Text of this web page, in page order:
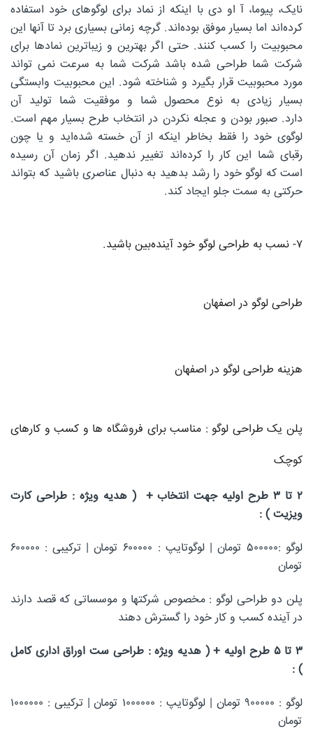
نایک، پیوما، آ او دی با اینکه از نماد برای لوگوهای خود استفاده
کرده‌اند اما بسیار موفق بوده‌اند. گرچه زمانی بسیاری برد تا آنها این
محبوبیت را کسب کنند. حتی اگر بهترین و زیباترین نمادها برای
شرکت شما طراحی شده باشد شرکت شما به سرعت نمی تواند
مورد محبوبیت قرار بگیرد و شناخته شود. این محبوبیت وابستگی
بسیار زیادی به نوع محصول شما و موفقیت شما تولید آن
دارد. صبور بودن و عجله نکردن در انتخاب طرح بسیار مهم است.
لوگوی خود را فقط بخاطر اینکه از آن خسته شده‌اید و یا چون
رقبای شما این کار را کرده‌اند تغییر ندهید. اگر زمان آن رسیده
است که لوگو خود را رشد بدهید به دنبال عناصری باشید که بتواند
حرکتی به سمت جلو ایجاد کند.
۷- نسب به طراحی لوگو خود آینده‌بین باشید.
طراحی لوگو در اصفهان
هزینه طراحی لوگو در اصفهان
پلن یک طراحی لوگو : مناسب برای فروشگاه ها و کسب و کارهای
کوچک
۲ تا ۳ طرح اولیه جهت انتخاب + ( هدیه ویژه : طراحی کارت
ویزیت ) :
لوگو :۵۰۰۰۰۰ تومان | لوگوتایپ : ۶۰۰۰۰۰ تومان | ترکیبی : ۶۰۰۰۰۰
تومان
پلن دو طراحی لوگو : مخصوص شرکتها و موسساتی که قصد دارند
در آینده کسب و کار خود را گسترش دهند
۳ تا ۵ طرح اولیه + ( هدیه ویژه : طراحی ست اوراق اداری کامل
) :
لوگو : ۹۰۰۰۰۰ تومان | لوگوتایپ : ۱۰۰۰۰۰۰ تومان | ترکیبی : ۱۰۰۰۰۰۰
تومان